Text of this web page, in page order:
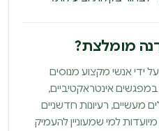
מומלצת?
ידי אנשי מקצוע מנוסים
אינטראקטיביים,
רעיונות חדשניים
למי שמעוניין להעמיק